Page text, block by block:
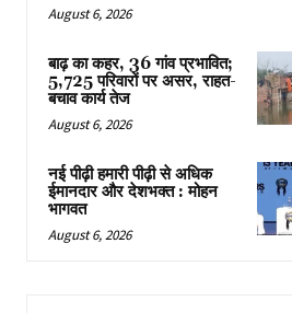
August 6, 2026
बाढ़ का कहर, 36 गांव प्रभावित;
5,725 परिवारों पर असर, राहत-
बचाव कार्य तेज
August 6, 2026
नई पीढ़ी हमारी पीढ़ी से अधिक
ईमानदार और देशभक्त : मोहन
भागवत
August 6, 2026